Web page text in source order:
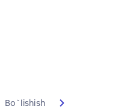
Bo`lishish